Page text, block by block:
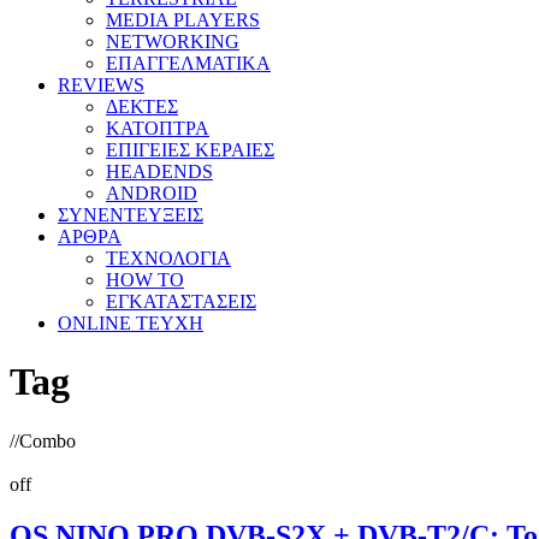
MEDIA PLAYERS
NETWORKING
ΕΠΑΓΓΕΛΜΑΤΙΚΑ
REVIEWS
ΔΕΚΤΕΣ
ΚΑΤΟΠΤΡΑ
ΕΠΙΓΕΙΕΣ ΚΕΡΑΙΕΣ
HEADENDS
ANDROID
ΣΥΝΕΝΤΕΥΞΕΙΣ
ΑΡΘΡΑ
ΤΕΧΝΟΛΟΓΙΑ
HOW TO
ΕΓΚΑΤΑΣΤΑΣΕΙΣ
ONLINE TEYXH
Tag
//Combo
off